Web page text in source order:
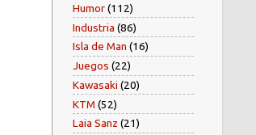
Humor(112)
Industria (86)
Isla de Man (16)
Juegos (22)
Kawasaki (20)
KTM (52)
Laia Sanz (21)